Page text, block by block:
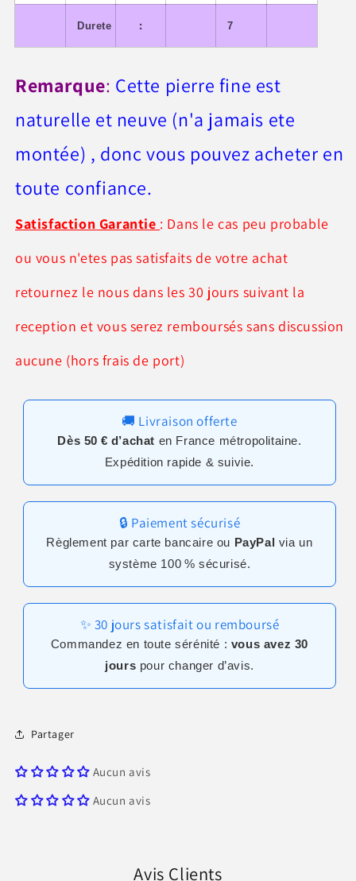
Durete : 7
Remarque: Cette pierre fine est
naturelle et neuve (n'a jamais ete
montée) , donc vous pouvez acheter en
toute confiance.
Satisfaction Garantie : Dans le cas peu probable
ou vous n'etes pas satisfaits de votre achat
retournez le nous dans les 30 jours suivant la
reception et vous serez remboursés sans discussion
aucune (hors frais de port)
🚚 Livraison offerte
Dès 50 € d’achat en France métropolitaine.
Expédition rapide & suivie.
🔒 Paiement sécurisé
Règlement par carte bancaire ou PayPal via un
système 100 % sécurisé.
✨ 30 jours satisfait ou remboursé
Commandez en toute sérénité : vous avez 30
jours pour changer d’avis.
Partager
Aucun avis
Aucun avis
Avis Clients